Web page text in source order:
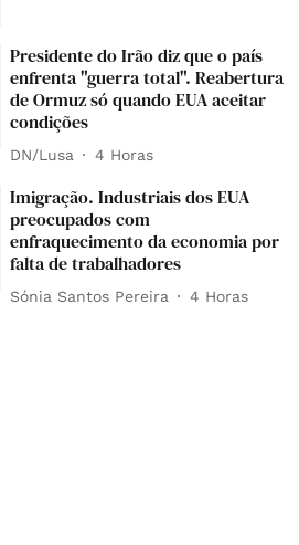
Presidente do Irão diz que o país
enfrenta "guerra total". Reabertura
de Ormuz só quando EUA aceitar
condições
DN/Lusa 4 Horas
Imigração. Industriais dos EUA
preocupados com
enfraquecimento da economia por
falta de trabalhadores
Sónia Santos Pereira 4 Horas